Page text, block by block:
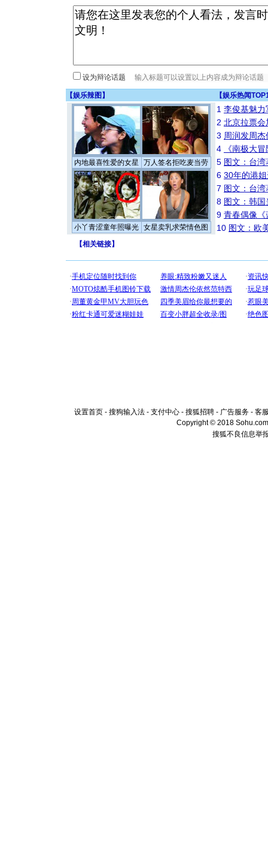
设为辩论话题
【娱乐辣图 】 【娱乐热闻
内地最喜性爱的女星 万人签名拒吃麦当劳
小丫青涩童年照曝光 女星卖乳求荣情色图
1 李俊基魅力
2 北京拉票
3 周润发周
4
《南极大
5 图文：台
6 30年的港
7 图文：台
8 图文：韩
9 青春偶像《
10 图文：欧
【相关链接】
设置首页 - 搜狗输入法 - 支付中心 - 搜狐招聘 - 广告服务 - 客
Copyright © 2018
搜狐不良信息举